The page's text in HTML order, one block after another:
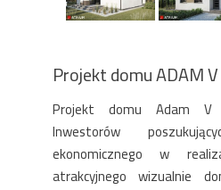
Projekt domu ADAM V
Projekt domu Adam
Inwestorów
ekonomicznego w
atrakcyjnego wizualnie